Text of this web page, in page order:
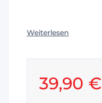
Weiterlesen
39,90 €